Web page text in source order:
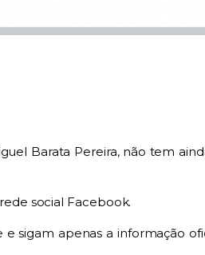
Barata Pereira, não tem
social Facebook.
sigam apenas a informação